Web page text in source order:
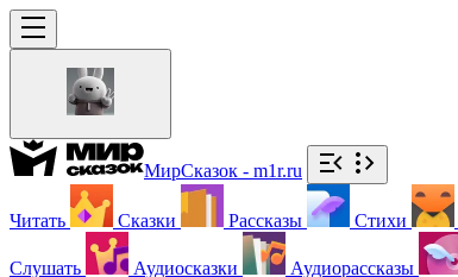
МирСказок - m1r.ru
Читать Сказки Рассказы Стихи
Слушать Аудиосказки Аудиорассказы